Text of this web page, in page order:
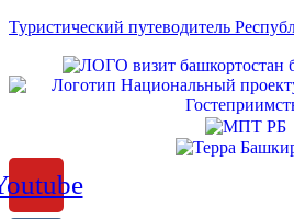
Туристический путеводитель